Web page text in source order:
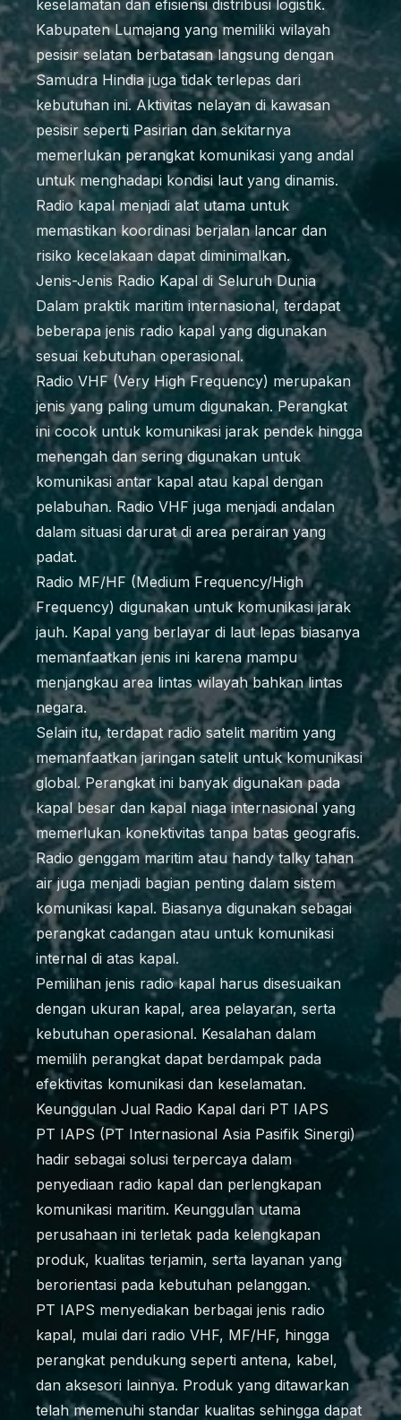
keselamatan dan efisiensi distribusi logistik.
Kabupaten Lumajang yang memiliki wilayah
pesisir selatan berbatasan langsung dengan
Samudra Hindia juga tidak terlepas dari
kebutuhan ini. Aktivitas nelayan di kawasan
pesisir seperti Pasirian dan sekitarnya
memerlukan perangkat komunikasi yang andal
untuk menghadapi kondisi laut yang dinamis.
Radio kapal menjadi alat utama untuk
memastikan koordinasi berjalan lancar dan
risiko kecelakaan dapat diminimalkan.
Jenis-Jenis Radio Kapal di Seluruh Dunia
Dalam praktik maritim internasional, terdapat
beberapa jenis radio kapal yang digunakan
sesuai kebutuhan operasional.
Radio VHF (Very High Frequency) merupakan
jenis yang paling umum digunakan. Perangkat
ini cocok untuk komunikasi jarak pendek hingga
menengah dan sering digunakan untuk
komunikasi antar kapal atau kapal dengan
pelabuhan. Radio VHF juga menjadi andalan
dalam situasi darurat di area perairan yang
padat.
Radio MF/HF (Medium Frequency/High
Frequency) digunakan untuk komunikasi jarak
jauh. Kapal yang berlayar di laut lepas biasanya
memanfaatkan jenis ini karena mampu
menjangkau area lintas wilayah bahkan lintas
negara.
Selain itu, terdapat radio satelit maritim yang
memanfaatkan jaringan satelit untuk komunikasi
global. Perangkat ini banyak digunakan pada
kapal besar dan kapal niaga internasional yang
memerlukan konektivitas tanpa batas geografis.
Radio genggam maritim atau handy talky tahan
air juga menjadi bagian penting dalam sistem
komunikasi kapal. Biasanya digunakan sebagai
perangkat cadangan atau untuk komunikasi
internal di atas kapal.
Pemilihan jenis radio kapal harus disesuaikan
dengan ukuran kapal, area pelayaran, serta
kebutuhan operasional. Kesalahan dalam
memilih perangkat dapat berdampak pada
efektivitas komunikasi dan keselamatan.
Keunggulan Jual Radio Kapal dari PT IAPS
PT IAPS (PT Internasional Asia Pasifik Sinergi)
hadir sebagai solusi terpercaya dalam
penyediaan radio kapal dan perlengkapan
komunikasi maritim. Keunggulan utama
perusahaan ini terletak pada kelengkapan
produk, kualitas terjamin, serta layanan yang
berorientasi pada kebutuhan pelanggan.
PT IAPS menyediakan berbagai jenis radio
kapal, mulai dari radio VHF, MF/HF, hingga
perangkat pendukung seperti antena, kabel,
dan aksesori lainnya. Produk yang ditawarkan
telah memenuhi standar kualitas sehingga dapat